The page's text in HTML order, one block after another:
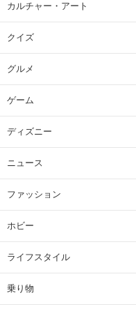
カルチャー・アート
クイズ
グルメ
ゲーム
ディズニー
ニュース
ファッション
ホビー
ライフスタイル
乗り物